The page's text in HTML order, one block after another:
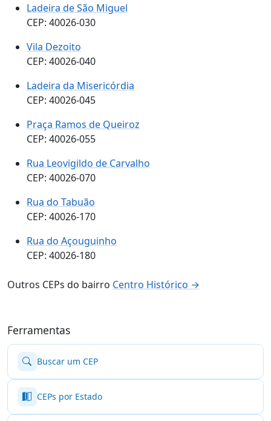
Ladeira de São Miguel
CEP: 40026-030
Vila Dezoito
CEP: 40026-040
Ladeira da Misericórdia
CEP: 40026-045
Praça Ramos de Queiroz
CEP: 40026-055
Rua Leovigildo de Carvalho
CEP: 40026-070
Rua do Tabuão
CEP: 40026-170
Rua do Açouguinho
CEP: 40026-180
Outros CEPs do bairro Centro Histórico →
Ferramentas
Buscar um CEP
CEPs por Estado